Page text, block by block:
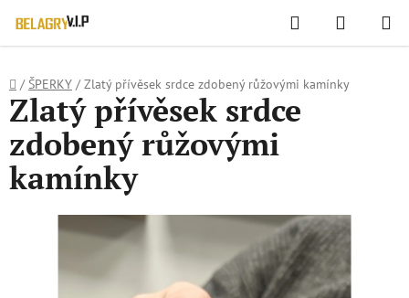
WIDGET HODNOCENÍ OBCHODU
Přejít
na
Hledat
KOŠÍK
Domů
/ ŠPERKY / Zlatý přívěsek srdce zdobený růžovými kamínky
Zlatý přívěsek srdce
zdobený růžovými
kamínky